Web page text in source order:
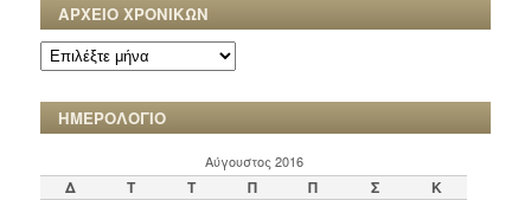
ΑΡΧΕΙΟ ΧΡΟΝΙΚΩΝ
ΑΡΧΕΙΟ
ΧΡΟΝΙΚΩΝ
ΗΜΕΡΟΛΟΓΙΟ
Αύγουστος 2016
Δ Τ Τ Π Π Σ Κ